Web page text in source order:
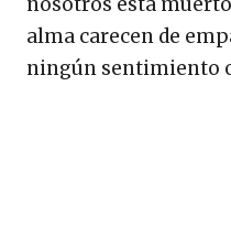
alma carecen de
ningún sentimiento